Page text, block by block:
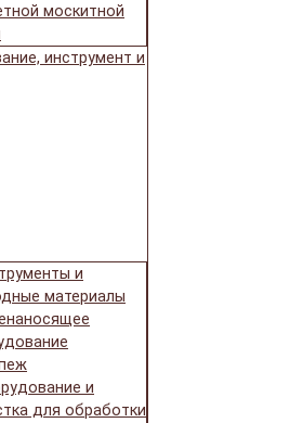
москитной
инструмент и
и
материалы
и
для обработки